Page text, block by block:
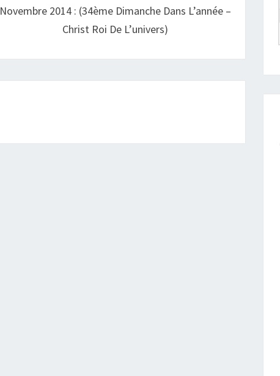
Novembre 2014 : (34ème Dimanche Dans L’année –
Christ Roi De L’univers)